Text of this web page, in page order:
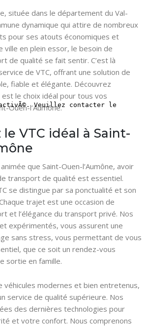
située dans le département du Val-
dynamique qui attire de nombreux
pour ses atouts économiques et
ville en plein essor, le besoin de
de qualité se fait sentir. C’est là
de VTC, offrant une solution de
fiable et élégante. Découvrez
le choix idéal pour tous vos
Ouen-l’Aumône.
le VTC idéal à Saint-
que Saint-Ouen-l’Aumône, avoir
transport de qualité est essentiel.
se distingue par sa ponctualité et son
trajet est une occasion de
et l’élégance du transport privé. Nos
expérimentés, vous assurent une
sans stress, vous permettant de vous
que ce soit un rendez-vous
sortie en famille.
modernes et bien entretenus,
service de qualité supérieure. Nos
des dernières technologies pour
et votre confort. Nous comprenons